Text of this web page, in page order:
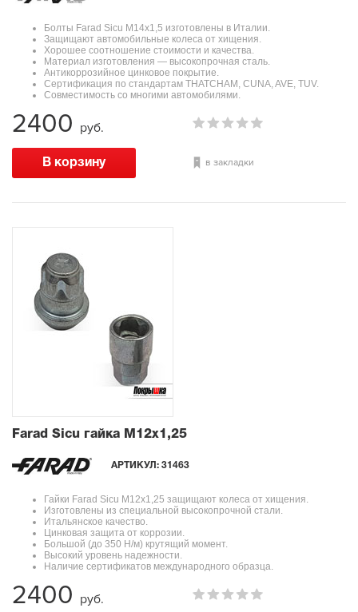
Болты Farad Sicu М14x1,5 изготовлены в Италии.
Защищают автомобильные колеса от хищения.
Хорошее соотношение стоимости и качества.
Материал изготовления — высокопрочная сталь.
Антикоррозийное цинковое покрытие.
Сертификация по стандартам THATCHAM, CUNA, AVE, TUV.
Совместимость со многими автомобилями.
в закладки
2400 руб.
Farad Sicu гайка М12x1,25
АРТИКУЛ: 31463
Гайки Farad Sicu М12x1,25 защищают колеса от хищения.
Изготовлены из специальной высокопрочной стали.
Итальянское качество.
Цинковая защита от коррозии.
Большой (до 350 Н/м) крутящий момент.
Высокий уровень надежности.
Наличие сертификатов международного образца.
2400 руб.